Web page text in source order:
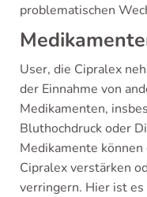
problematischen
User, die Cipralex
der Einnahme von
Medikamenten,
Bluthochdruck oder
Medikamente
Cipralex verstärken
verringern. Hier ist